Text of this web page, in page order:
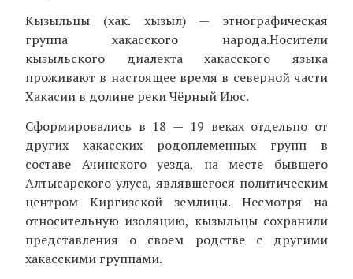
Кызыльцы (хак. хызыл) — этнографическая
группа хакасского народа.Носители
кызыльского диалекта хакасского языка
проживают в настоящее время в северной части
Хакасии в долине реки Чёрный Июс.
Сформировались в 18 — 19 веках отдельно от
других хакасских родоплеменных групп в
составе Ачинского уезда, на месте бывшего
Алтысарского улуса, являвшегося политическим
центром Киргизской землицы. Несмотря на
относительную изоляцию, кызыльцы сохранили
представления о своем родстве с другими
хакасскими группами.